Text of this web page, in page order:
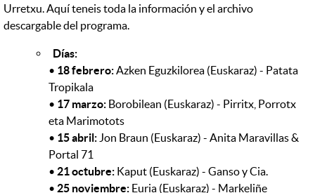
Urretxu. Aquí teneis toda la información y el archivo
descargable del programa.
Días:
• 18 febrero: Azken Eguzkilorea (Euskaraz) - Patata
Tropikala
• 17 marzo: Borobilean (Euskaraz) - Pirritx, Porrotx
eta Marimotots
• 15 abril: Jon Braun (Euskaraz) - Anita Maravillas &
Portal 71
• 21 octubre: Kaput (Euskaraz) - Ganso y Cia.
• 25 noviembre: Euria (Euskaraz) - Markeliñe